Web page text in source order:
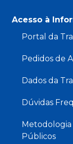
Acesso à
Portal da
Pedidos de
Dados da
Dúvidas
Metodologia
Públicos